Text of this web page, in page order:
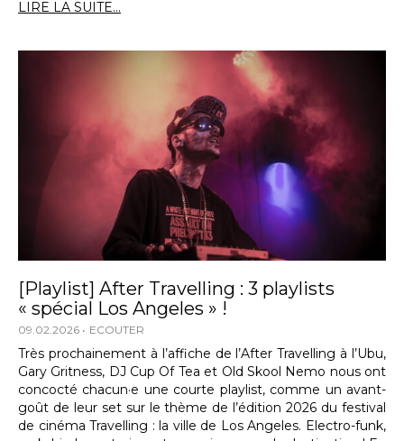
LIRE LA SUITE...
[Playlist] After Travelling : 3 playlists
« spécial Los Angeles » !
09.02.2026 ECOUTER
Très prochainement à l’affiche de l’After Travelling à l’Ubu,
Gary Gritness, DJ Cup Of Tea et Old Skool Nemo nous ont
concocté chacun·e une courte playlist, comme un avant-
goût de leur set sur le thème de l’édition 2026 du festival
de cinéma Travelling : la ville de Los Angeles. Electro-funk,